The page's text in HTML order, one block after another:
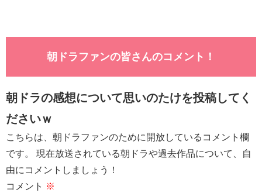
朝ドラファンの皆さんのコメント！
朝ドラの感想について思いのたけを投稿してく
ださいｗ
こちらは、朝ドラファンのために開放しているコメント欄
です。 現在放送されている朝ドラや過去作品について、自
由にコメントしましょう！
コメント ※